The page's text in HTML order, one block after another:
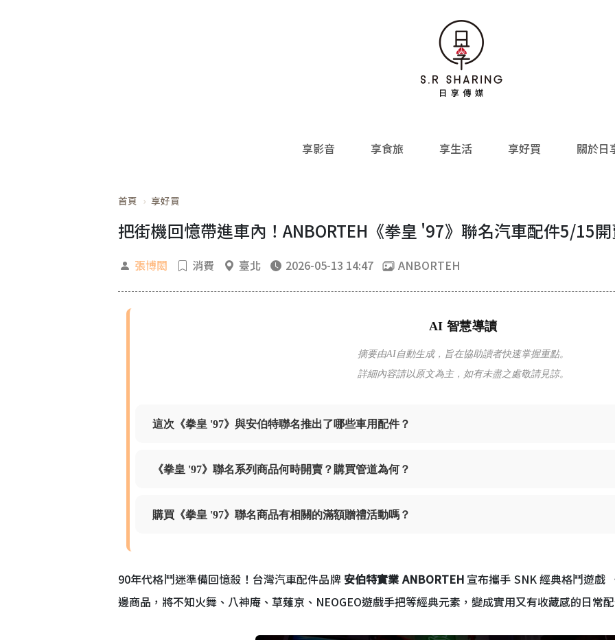
享影音 享食旅 享生活 享好買 關於日
首頁 享好買
把街機回憶帶進車內！ANBORTEH《拳皇 '97》聯名汽車配件5/15
張博閎 消費 臺北 2026-05-13 14:47 ANBORTEH
AI 智慧導讀
摘要由AI自動生成，旨在協助讀者快速掌握重點。
詳細內容請以原文為主，如有未盡之處敬請見諒。
這次《拳皇 '97》與安伯特聯名推出了哪些車用配件？
《拳皇 '97》聯名系列商品何時開賣？購買管道為何？
購買《拳皇 '97》聯名商品有相關的滿額贈禮活動嗎？
90年代格鬥迷準備回憶殺！台灣汽車配件品牌 安伯特實業 ANBORTEH宣布攜手 SNK 經典格鬥遊戲
邊商品，將不知火舞、八神庵、草薙京、NEOGEO遊戲手把等經典元素，變成實用又有收藏感的日常